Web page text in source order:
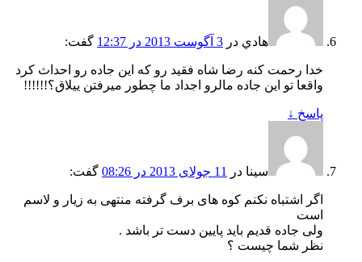
هادي در 3 آگوست 2013 در 12:37 گفت:
خدا رحمت كنه رضا شاه فقيد رو كه اين جاده رو احداث كرد
واقعا تو اين جاده مالرو اجداد ما چطور ميرفتن ييلاق؟!!!!!!
پاسخ ↓
سینا در 11 جولای 2013 در 08:26 گفت:
اگر اشتباه نکنم کوه های برف گرفته منتهی به زیار و لاسم
است
ولی جاده قدیم باید پایین دست تر باشد .
نظر شما چیست ؟